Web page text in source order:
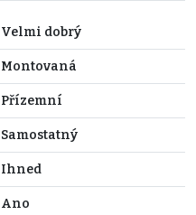
Velmi dobrý
Montovaná
Přízemní
Samostatný
Ihned
Ano